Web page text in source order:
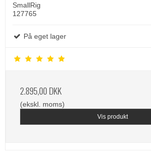
SmallRig
127765
På eget lager
2.895,00 DKK
(ekskl. moms)
Vis produkt